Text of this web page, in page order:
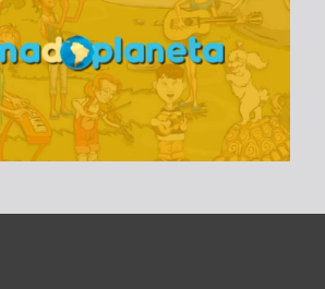
do Planeta